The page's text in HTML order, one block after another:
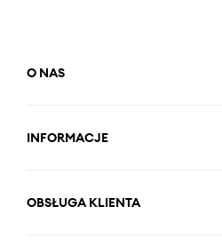
O NAS
INFORMACJE
OBSŁUGA KLIENTA